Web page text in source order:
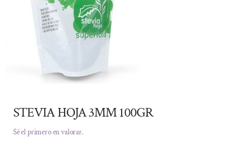
STEVIA HOJA 3MM 100GR
Sé el primero en valorar.